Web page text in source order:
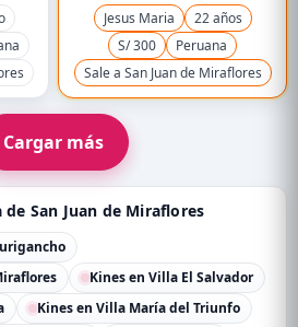
Jesus Maria
22 años
S/ 300
Peruana
Sale a San Juan de Miraflores
Cargar más
San Juan de Miraflores
Kines en Villa El Salvador
Kines en Villa María del Triunfo